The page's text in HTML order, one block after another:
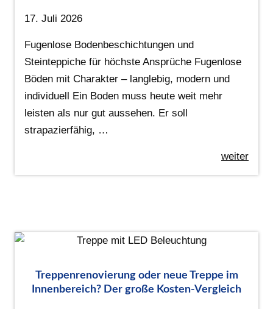
17. Juli 2026
Fugenlose Bodenbeschichtungen und
Steinteppiche für höchste Ansprüche Fugenlose
Böden mit Charakter – langlebig, modern und
individuell Ein Boden muss heute weit mehr
leisten als nur gut aussehen. Er soll
strapazierfähig, …
weiter
Treppenrenovierung oder neue Treppe im
Innenbereich? Der große Kosten-Vergleich